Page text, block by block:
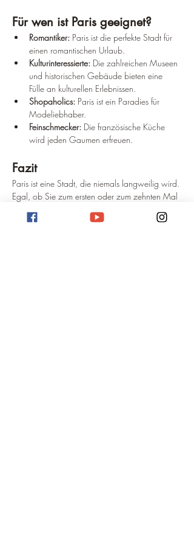
Für wen ist Paris geeignet?
Romantiker: Paris ist die perfekte Stadt für
einen romantischen Urlaub.
Kulturinteressierte: Die zahlreichen Museen
und historischen Gebäude bieten eine
Fülle an kulturellen Erlebnissen.
Shopaholics: Paris ist ein Paradies für
Modeliebhaber.
Feinschmecker: Die französische Küche
wird jeden Gaumen erfreuen.
Fazit
Paris ist eine Stadt, die niemals langweilig wird.
Egal, ob Sie zum ersten oder zum zehnten Mal
entdecken. Die Stadt bietet eine einzigartige